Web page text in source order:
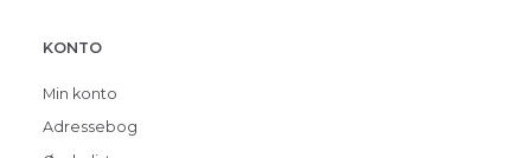
KONTO
Min konto
Adressebog